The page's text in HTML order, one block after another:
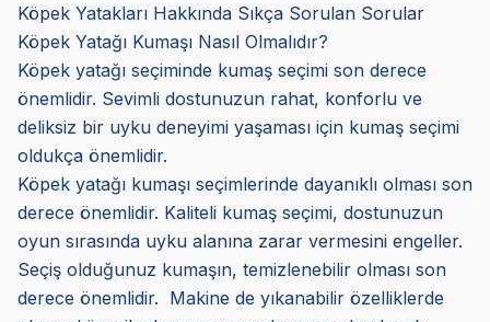
Köpek Yatakları Hakkında Sıkça Sorulan Sorular
Köpek Yatağı Kumaşı Nasıl Olmalıdır?
Köpek yatağı seçiminde kumaş seçimi son derece
önemlidir. Sevimli dostunuzun rahat, konforlu ve
deliksiz bir uyku deneyimi yaşaması için kumaş seçimi
oldukça önemlidir.
Köpek yatağı kumaşı seçimlerinde dayanıklı olması son
derece önemlidir. Kaliteli kumaş seçimi, dostunuzun
oyun sırasında uyku alanına zarar vermesini engeller.
Seçiş olduğunuz kumaşın, temizlenebilir olması son
derece önemlidir. Makine de yıkanabilir özelliklerde